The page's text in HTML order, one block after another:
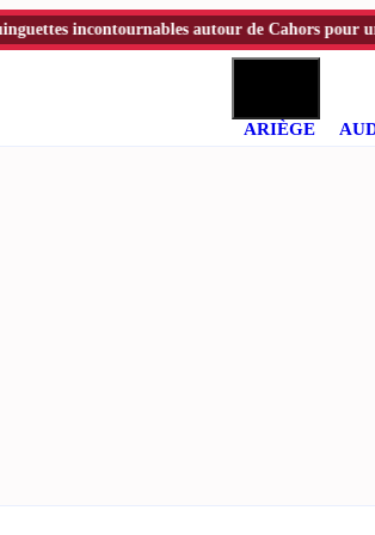
incontournables autour de Cahors pour un été
ARIÈGE